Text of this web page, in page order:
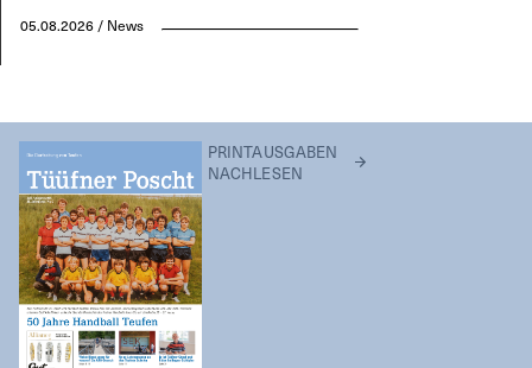
05.08.2026 / News
PRINTAUSGABEN
NACHLESEN